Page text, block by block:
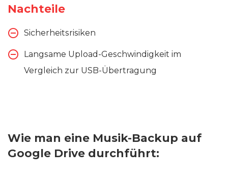
Nachteile
Sicherheitsrisiken
Langsame Upload-Geschwindigkeit im
Vergleich zur USB-Übertragung
Wie man eine Musik-Backup auf
Google Drive durchführt: